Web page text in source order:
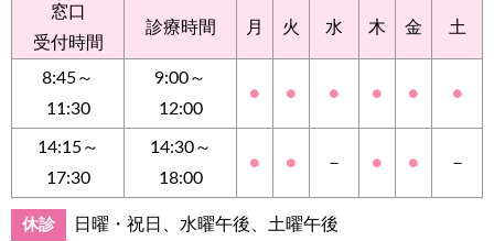
窓口
受付時間
診療時間 月 火 水 木 金 土
8:45～
11:30
9:00～
12:00
● ● ● ● ● ●
14:15～
17:30
14:30～
18:00
● ● － ● ● －
休診 日曜・祝日、水曜午後、土曜午後